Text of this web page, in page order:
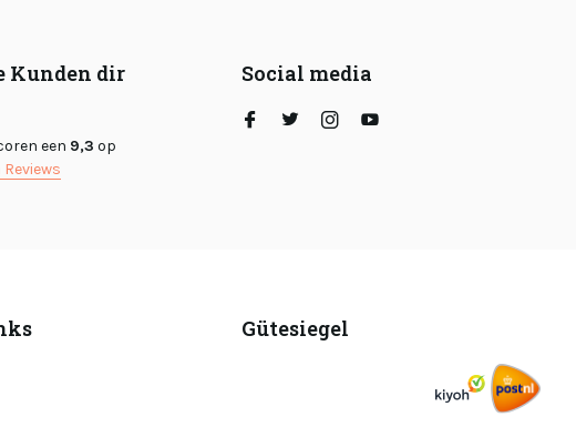
Kunden dir
een 9,3 op
Reviews
Social media
Gütesiegel